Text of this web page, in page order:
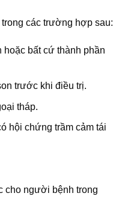
các trường hợp sau:
bất cứ thành phần
trước khi điều trị.
tháp.
hội chứng trầm cảm tái
cho người bệnh trong